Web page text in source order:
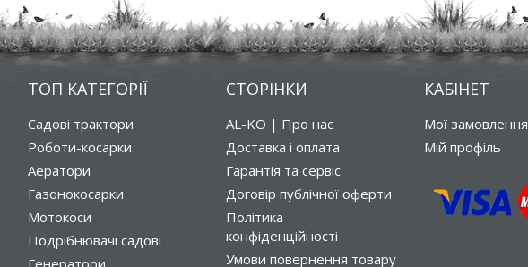
ТОП КАТЕГОРІЇ
Садові трактори
Роботи-косарки
Аератори
Газонокосарки
Мотокоси
Подрібнювачі садові
СТОРІНКИ
AL-KO | Про нас
Доставка і оплата
Гарантія та сервіс
Договір публічної оферти
Політика
конфіденційності
Умови повернення товару
КАБІНЕТ
Мої замовлення
Мій профіль